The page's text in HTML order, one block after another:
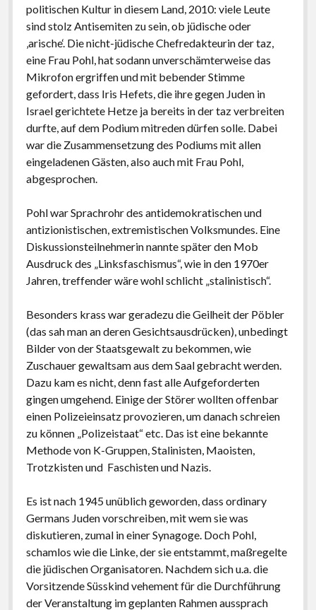
politischen Kultur in diesem Land, 2010: viele Leute
sind stolz Antisemiten zu sein, ob jüdische oder
‚arische‘. Die nicht-jüdische Chefredakteurin der taz,
eine Frau Pohl, hat sodann unverschämterweise das
Mikrofon ergriffen und mit bebender Stimme
gefordert, dass Iris Hefets, die ihre gegen Juden in
Israel gerichtete Hetze ja bereits in der taz verbreiten
durfte, auf dem Podium mitreden dürfen solle. Dabei
war die Zusammensetzung des Podiums mit allen
eingeladenen Gästen, also auch mit Frau Pohl,
abgesprochen.
Pohl war Sprachrohr des antidemokratischen und
antizionistischen, extremistischen Volksmundes. Eine
Diskussionsteilnehmerin nannte später den Mob
Ausdruck des „Linksfaschismus“, wie in den 1970er
Jahren, treffender wäre wohl schlicht „stalinistisch“.
Besonders krass war geradezu die Geilheit der Pöbler
(das sah man an deren Gesichtsausdrücken), unbedingt
Bilder von der Staatsgewalt zu bekommen, wie
Zuschauer gewaltsam aus dem Saal gebracht werden.
Dazu kam es nicht, denn fast alle Aufgeforderten
gingen umgehend. Einige der Störer wollten offenbar
einen Polizeieinsatz provozieren, um danach schreien
zu können „Polizeistaat“ etc. Das ist eine bekannte
Methode von K-Gruppen, Stalinisten, Maoisten,
Trotzkisten und Faschisten und Nazis.
Es ist nach 1945 unüblich geworden, dass ordinary
Germans Juden vorschreiben, mit wem sie was
diskutieren, zumal in einer Synagoge. Doch Pohl,
schamlos wie die Linke, der sie entstammt, maßregelte
die jüdischen Organisatoren. Nachdem sich u.a. die
Vorsitzende Süsskind vehement für die Durchführung
der Veranstaltung im geplanten Rahmen aussprach